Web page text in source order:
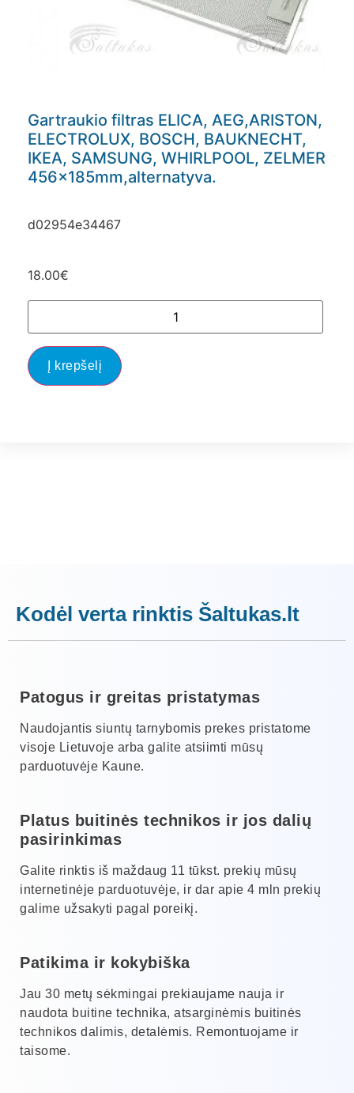
Gartraukio filtras ELICA, AEG,ARISTON,
ELECTROLUX, BOSCH, BAUKNECHT,
IKEA, SAMSUNG, WHIRLPOOL, ZELMER
456x185mm,alternatyva.
d02954e34467
18.00€
Į krepšelį
Kodėl verta rinktis Šaltukas.lt
Patogus ir greitas pristatymas
Naudojantis siuntų tarnybomis prekes pristatome
visoje Lietuvoje arba galite atsiimti mūsų
parduotuvėje Kaune.
Platus buitinės technikos ir jos dalių
pasirinkimas
Galite rinktis iš maždaug 11 tūkst. prekių mūsų
internetinėje parduotuvėje, ir dar apie 4 mln prekių
galime užsakyti pagal poreikį.
Patikima ir kokybiška
Jau 30 metų sėkmingai prekiaujame nauja ir
naudota buitine technika, atsarginėmis buitinės
technikos dalimis, detalėmis. Remontuojame ir
taisome.